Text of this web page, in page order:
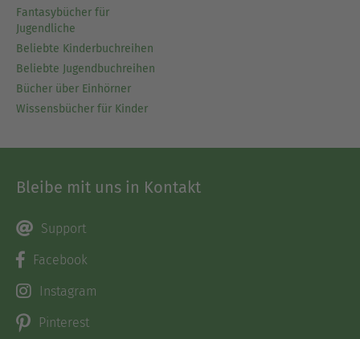
Fantasybücher für
Jugendliche
Beliebte Kinderbuchreihen
Beliebte Jugendbuchreihen
Bücher über Einhörner
Wissensbücher für Kinder
Bleibe mit uns in Kontakt
Support
Facebook
Instagram
Pinterest